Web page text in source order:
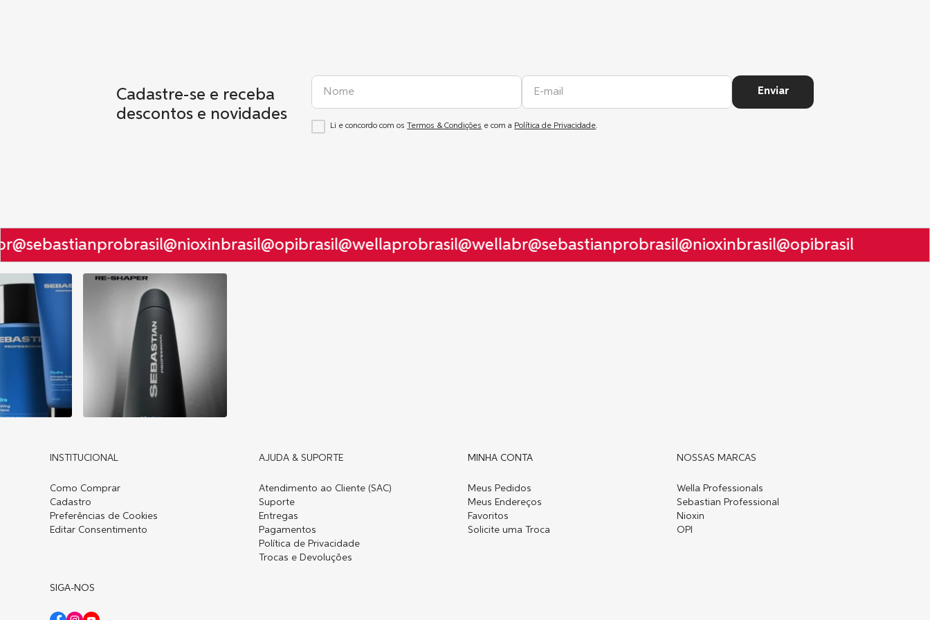
Cadastre-se e receba
descontos e novidades
Enviar
Li e concordo com os Termos & Condições e com a Política de Privacidade.
@sebastianprobrasil@nioxinbrasil@opibrasil@wellaprobrasil@wellabr@sebastianprobrasil@nioxinbrasil@opibrasil
INSTITUCIONAL
Como Comprar
Cadastro
Preferências de Cookies
Editar Consentimento
AJUDA & SUPORTE
Atendimento ao Cliente (SAC)
Suporte
Entregas
Pagamentos
Política de Privacidade
Trocas e Devoluções
MINHA CONTA
Meus Pedidos
Meus Endereços
Favoritos
Solicite uma Troca
NOSSAS MARCAS
Wella Professionals
Sebastian Professional
Nioxin
OPI
SIGA-NOS